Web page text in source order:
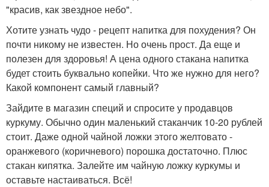
"красив, как звездное небо".
Хотите узнать чудо - рецепт напитка для похудения? Он
почти никому не известен. Но очень прост. Да еще и
полезен для здоровья! А цена одного стакана напитка
будет стоить буквально копейки. Что же нужно для него?
Какой компонент самый главный?
Зайдите в магазин специй и спросите у продавцов
куркуму. Обычно один маленький стаканчик 10-20 рублей
стоит. Даже одной чайной ложки этого желтовато -
оранжевого (коричневого) порошка достаточно. Плюс
стакан кипятка. Залейте им чайную ложку куркумы и
оставьте настаиваться. Всё!